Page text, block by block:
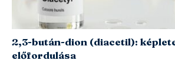
2,3-bután-dion (diacetil):
előfordulása